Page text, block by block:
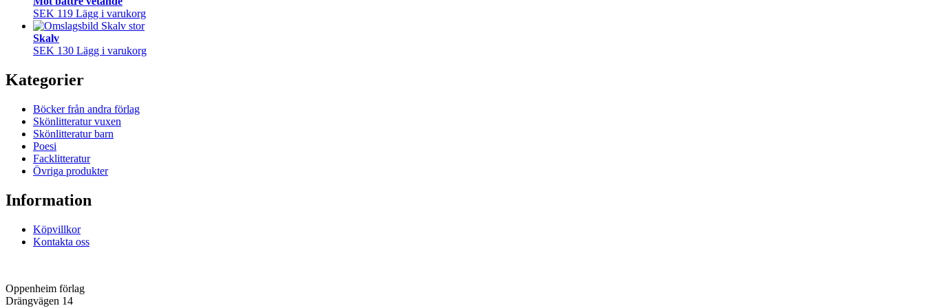
SEK 119 Lägg i varukorg
Skalv
SEK 130 Lägg i varukorg
Kategorier
Böcker från andra förlag
Skönlitteratur vuxen
Skönlitteratur barn
Poesi
Facklitteratur
Övriga produkter
Information
Köpvillkor
Kontakta oss
Oppenheim förlag
Drängvägen 14